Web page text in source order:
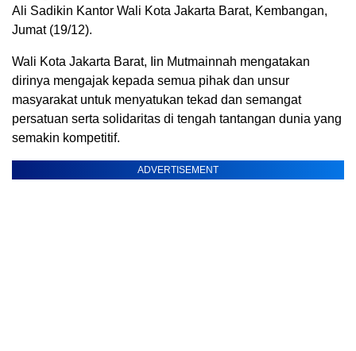
Ali Sadikin Kantor Wali Kota Jakarta Barat, Kembangan,
Jumat (19/12).
Wali Kota Jakarta Barat, Iin Mutmainnah mengatakan
dirinya mengajak kepada semua pihak dan unsur
masyarakat untuk menyatukan tekad dan semangat
persatuan serta solidaritas di tengah tantangan dunia yang
semakin kompetitif.
ADVERTISEMENT